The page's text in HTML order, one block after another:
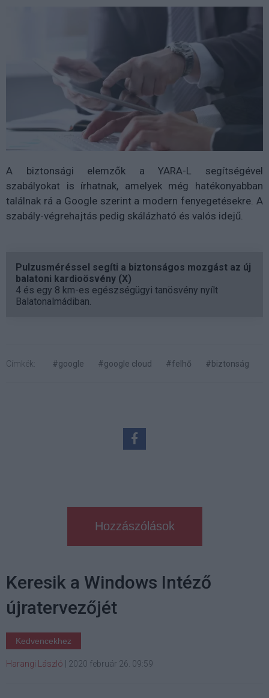
A biztonsági elemzők a YARA-L segítségével
szabályokat is írhatnak, amelyek még hatékonyabban
találnak rá a Google szerint a modern fenyegetésekre. A
szabály-végrehajtás pedig skálázható és valós idejű.
Pulzusméréssel segíti a biztonságos mozgást az új
balatoni kardioösvény (X)
4 és egy 8 km-es egészségügyi tanösvény nyílt
Balatonalmádiban.
Címkék: #google #google cloud #felhő #biztonság
Hozzászólások
Keresik a Windows Intéző
újratervezőjét
Kedvencekhez
Harangi László | 2020 február 26. 09:59